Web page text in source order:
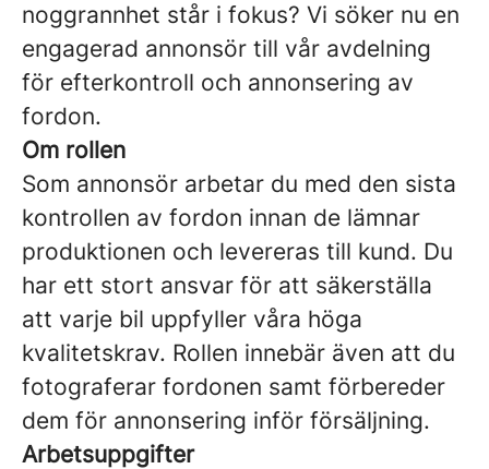
noggrannhet står i fokus? Vi söker nu en
engagerad annonsör till vår avdelning
för efterkontroll och annonsering av
fordon.
Om rollen
Som annonsör arbetar du med den sista
kontrollen av fordon innan de lämnar
produktionen och levereras till kund. Du
har ett stort ansvar för att säkerställa
att varje bil uppfyller våra höga
kvalitetskrav. Rollen innebär även att du
fotograferar fordonen samt förbereder
dem för annonsering inför försäljning.
Arbetsuppgifter